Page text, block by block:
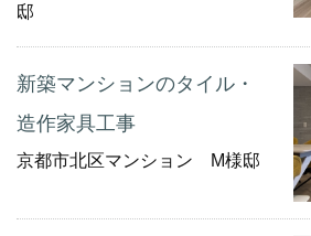
邸
新築マンションのタイル・
造作家具工事
京都市北区マンション M様邸